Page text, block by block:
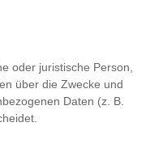
oder juristische Person,
über die Zwecke und
Daten (z. B.